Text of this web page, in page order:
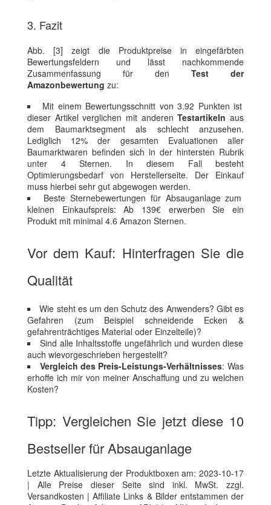
3. Fazit
Abb. [3] zeigt die Produktpreise in eingefärbten
Bewertungsfeldern und lässt nachkommende
Zusammenfassung für den Test der
Amazonbewertung zu:
Mit einem Bewertungsschnitt von 3.92 Punkten ist
dieser Artikel verglichen mit anderenTestartikeln aus
dem Baumarktsegment als schlecht anzusehen.
Lediglich 12% der gesamten Evaluationen aller
Baumarktwaren befinden sich in der hintersten Rubrik
unter 4 Sternen. In diesem Fall besteht
Optimierungsbedarf von Herstellerseite. Der Einkauf
muss hierbei sehr gut abgewogen werden.
Beste Sternebewertungen für Absauganlage zum
kleinen Einkaufspreis: Ab 139€ erwerben Sie ein
Produkt mit minimal 4.6 Amazon Sternen.
Vor dem Kauf: Hinterfragen Sie die
Qualität
Wie steht es um den Schutz des Anwenders? Gibt es
Gefahren (zum Beispiel schneidende Ecken &
gefahrenträchtiges Material oder Einzelteile)?
Sind alle Inhaltsstoffe ungefährlich und wurden diese
auch wievorgeschrieben hergestellt?
Vergleich des Preis-Leistungs-Verhältnisses: Was
erhoffe ich mir von meiner Anschaffung und zu welchen
Kosten?
Tipp: Vergleichen Sie jetzt diese 10
Bestseller für Absauganlage
Letzte Aktualisierung der Produktboxen am: 2023-10-17
| Alle Preise dieser Seite sind inkl. MwSt. zzgl.
Versandkosten | Affiliate Links & Bilder entstammen der